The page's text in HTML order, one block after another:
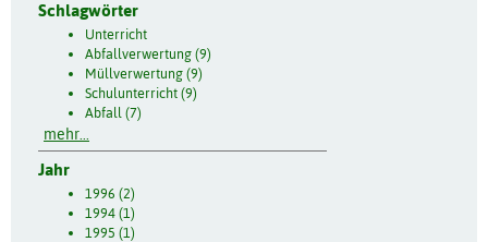
Schlagwörter
Unterricht
Abfallverwertung (9)
Müllverwertung (9)
Schulunterricht (9)
Abfall (7)
mehr...
Jahr
1996 (2)
1994 (1)
1995 (1)